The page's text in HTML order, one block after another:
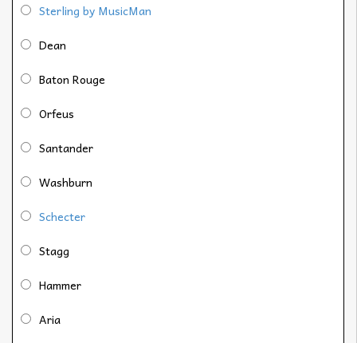
Sterling by MusicMan
Dean
Baton Rouge
Orfeus
Santander
Washburn
Schecter
Stagg
Hammer
Aria